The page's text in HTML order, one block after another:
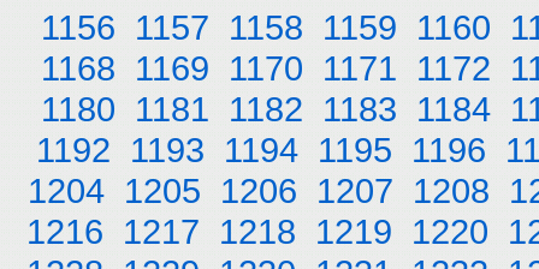
1156 1157 1158 1159 1160
1168 1169 1170 1171 1172
1180 1181 1182 1183 1184
1192 1193 1194 1195 1196
1204 1205 1206 1207 1208
1216 1217 1218 1219 1220